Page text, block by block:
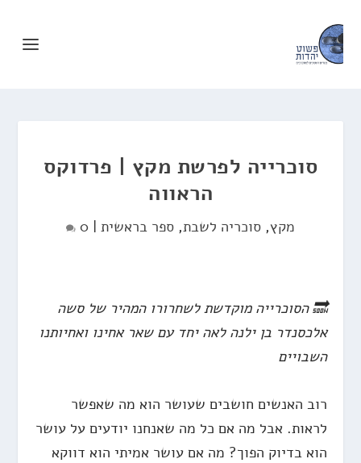
סוכרייה לפרשת מקץ | פרדוקס
הראווה
מקץ, סוכריה לשבת, ספר בראשית |
0
🔜 הסוכרייה מוקדשת לשחרורו המהיר של סשה
אלכסנדר בן ילנה לאה יחד עם שאר אחינו ואחיותנו
השבויים
רוב האנשים חושבים שעושר הוא מה שאפשר
לראות. אבל מה אם כל מה שאנחנו יודעים על עושר
הוא בדיוק הפוך? מה אם עושר אמיתי הוא דווקא